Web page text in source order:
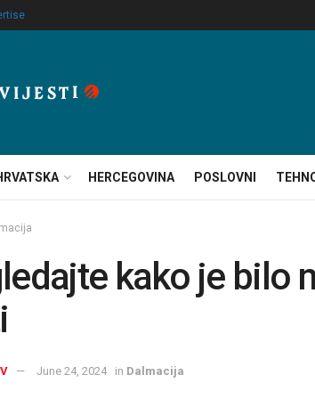
HERCEGOVINA POSLOVNI
kako je bilo
June 24, 2024 in Dalmacija